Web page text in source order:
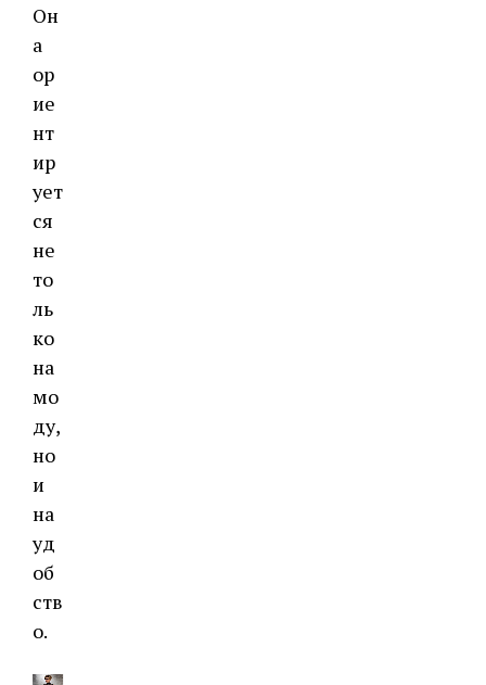
Он
а
ор
ие
нт
ир
ует
ся
не
то
ль
ко
на
мо
ду,
но
и
на
уд
об
ств
о.